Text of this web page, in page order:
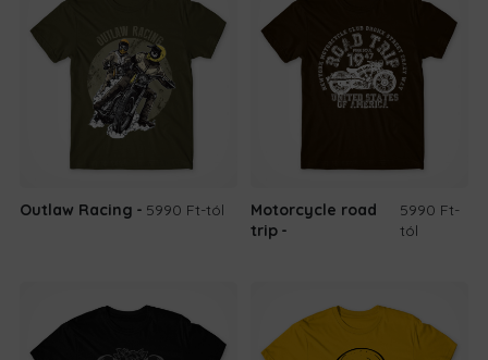
Outlaw Racing 5990 Ft-tól
Motorcycle road
trip
5990 Ft-
tól